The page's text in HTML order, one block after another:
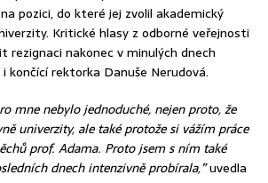
pozici, do které jej zvolil akademický
Kritické hlasy z odborné veřejnosti
rezignaci nakonec v minulých dnech
končící rektorka Danuše Nerudová.
mne nebylo jednoduché, nejen proto, že
univerzity, ale také protože si vážím práce
prof. Adama. Proto jsem s ním také
dnech intenzivně probírala,”uvedla